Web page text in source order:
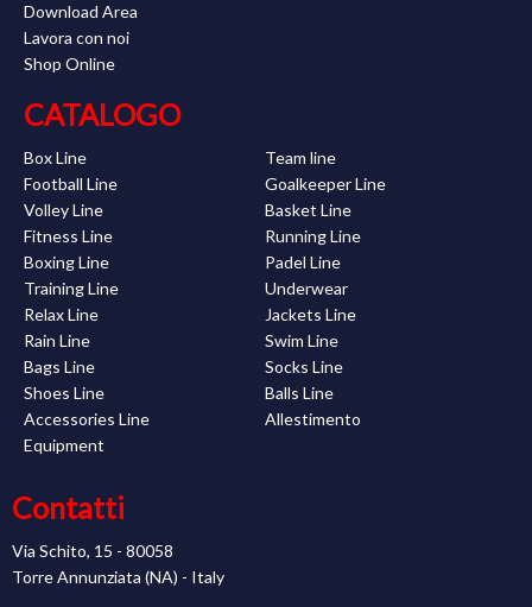
Download Area
Lavora con noi
Shop Online
CATALOGO
Box Line
Team line
Football Line
Goalkeeper Line
Volley Line
Basket Line
Fitness Line
Running Line
Boxing Line
Padel Line
Training Line
Underwear
Relax Line
Jackets Line
Rain Line
Swim Line
Bags Line
Socks Line
Shoes Line
Balls Line
Accessories Line
Allestimento
Equipment
Contatti
Via Schito, 15 - 80058
Torre Annunziata (NA) - Italy